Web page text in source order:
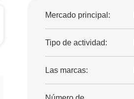
Mercado principal:
Tipo de actividad:
Las marcas: